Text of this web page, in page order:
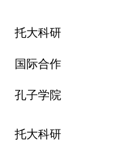
托大科研
国际合作
孔子学院
托大科研